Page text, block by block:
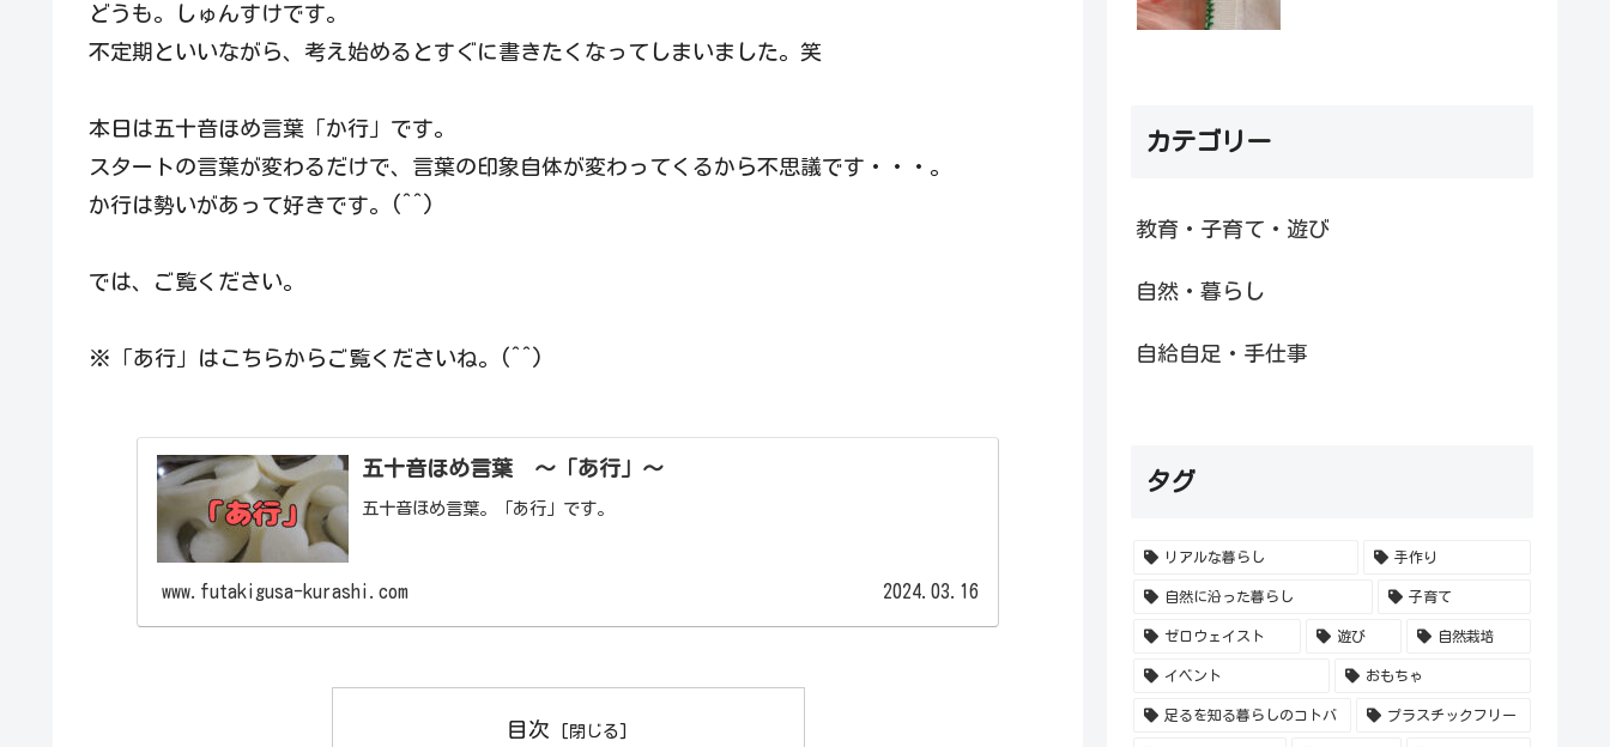
どうも。しゅんすけです。
不定期といいながら、考え始めるとすぐに書きたくなってしまいました。笑
本日は五十音ほめ言葉「か行」です。
スタートの言葉が変わるだけで、言葉の印象自体が変わってくるから不思議です・・・。
か行は勢いがあって好きです。(^^)
では、ご覧ください。
※「あ行」はこちらからご覧くださいね。(^^)
五十音ほめ言葉 ～「あ行」～
五十音ほめ言葉。「あ行」です。
www.futakigusa-kurashi.com 2024.03.16
目次
カテゴリー
教育・子育て・遊び
自然・暮らし
自給自足・手仕事
タグ
リアルな暮らし 手作り
自然に沿った暮らし 子育て
ゼロウェイスト 遊び 自然栽培
イベント おもちゃ
足るを知る暮らしのコトバ プラスチックフリー